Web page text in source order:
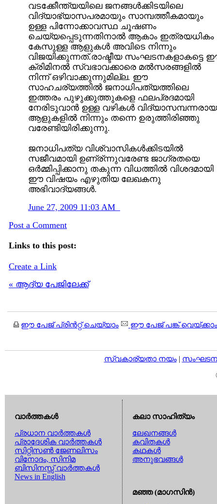
വടക്കേീന്ത്യയിലെ ജനങ്ങൾക്കിടയിലെ
വിദ്യാഭ്യാസപരമായും സാമ്പത്തീകമായും
ഉള്ള പിന്നോക്കാവസ്ഥ ചൂഷണം
ചെയ്യപ്പെടുന്നതിനാൽ ആകാം ഇത്രയധികം
കേസുള്ള ആളുകൾ അവിടെ നിന്നും
വിജയിക്കുന്നത്‌.രാഷ്ടീയ സംഘടനകളാകട്ടെ
ക്രിമിനൽ സ്വഭാവക്കാരെ മൽസരങ്ങളിൽ
നിന്ന് ഒഴിവാക്കുന്നുമില്ല. ഈ
സാഹചര്യത്തിൽ ജനാധിപത്യത്തിലെ
ഇത്തരം പുഴുക്കുത്തുകളെ ഫലപ്രദമായി
നേരിടുവാൻ ഉള്ള വഴികൾ വിദ്യാസമ്പന്നരായ
ആളുകളിൽ നിന്നും തന്നെ ഉരുത്തിരിഞ്ഞു
വരേണ്ടിയിരിക്കുന്നു.
ജനാധിപത്യ വിശ്വാസികൾക്കിടയിൽ
സജീവമായി ഉണ്ര്ന്നുവരേണ്ട ജാഗ്രതയെ
ഒർമ്മിപ്പിക്കാനു തകുന്ന വിധത്തിൽ വിശദമായി
ഈ വിഷയം എഴുതിയ ലേഖകനു
അഭിവാദ്യങ്ങൾ.
June 27, 2009 11:03 AM
Post a Comment
Links to this post:
Create a Link
« ആദ്യ പേജിലേക്ക്
ഈ പേജ് പ്രിന്‍റ്റ് ചെയ്യാം ഈ പേജ് പങ്ക് വെയ്ക്കാം
സ്വകാര്യതാ നയം|
വാര്‍ത്തകള്‍
പ്രധാന വാര്‍ത്തകള്‍
പ്രാദേശിക വാര്‍ത്തകള്‍
സിറ്റിസണ്‍ ജേണലിസം
വിനോദം, സിനിമ
ബിസിനസ്സ് വാര്‍ത്തകള്‍
News in English
കലാ സാഹിത്യം
ലേഖനങ്ങള്‍
കവിതകള്‍
കഥകള്‍
അനുഭവങ്ങള്‍
മഞ്ഞ (മാഗസിന്‍)